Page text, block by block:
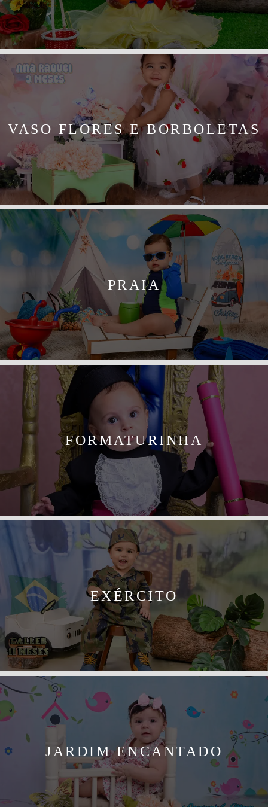
VASO FLORES E BORBOLETAS
PRAIA
FORMATURINHA
EXÉRCITO
JARDIM ENCANTADO